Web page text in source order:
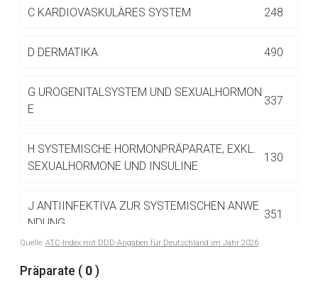
C KARDIOVASKULÄRES SYSTEM 248
D DERMATIKA 490
G UROGENITALSYSTEM UND SEXUALHORMON
E
337
H SYSTEMISCHE HORMONPRÄPARATE, EXKL.
SEXUALHORMONE UND INSULINE
130
J ANTIINFEKTIVA ZUR SYSTEMISCHEN ANWE
NDUNG
351
J01 ANTIBIOTIKA ZUR SYSTEMISCHEN
ANWENDUNG
Quelle: ATC-Index mit DDD-Angaben für Deutschland im Jahr 2026
Präparate ( 0 )
Datenschutzbestimmungen.
Zur Seite